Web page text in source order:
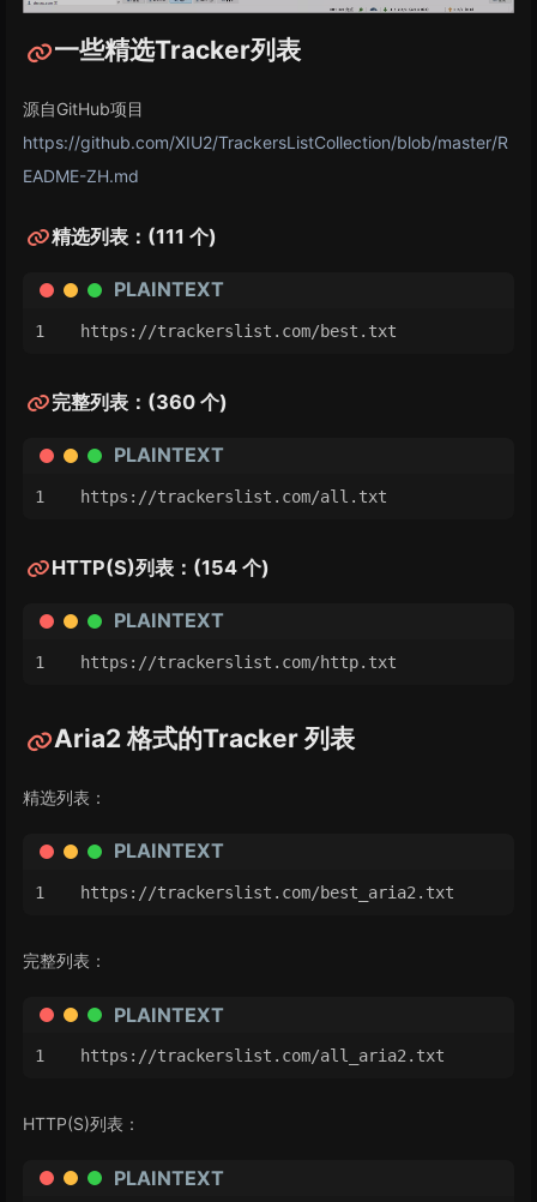
一些精选Tracker列表
源自GitHub项目
https://github.com/XIU2/TrackersListCollection/blob/master/R
EADME-ZH.md
精选列表：(111 个)
PLAINTEXT
https://trackerslist.com/best.txt
完整列表：(360 个)
PLAINTEXT
https://trackerslist.com/all.txt
HTTP(S)列表：(154 个)
PLAINTEXT
https://trackerslist.com/http.txt
Aria2 格式的Tracker 列表
精选列表：
PLAINTEXT
https://trackerslist.com/best_aria2.txt
完整列表：
PLAINTEXT
https://trackerslist.com/all_aria2.txt
HTTP(S)列表：
PLAINTEXT